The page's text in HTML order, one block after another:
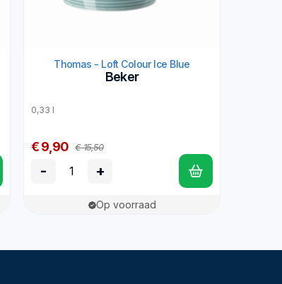
Thomas - Loft Colour Ice Blue
Beker
0,33 l
€ 9,90 € 15,50
- +
Op voorraad